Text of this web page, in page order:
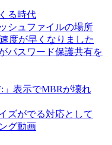
る時代
シュファイルの場所
度が早くなりました
パスワード保護共有を
」表示でMBRが壊れ
ズがでる対応として
グ動画